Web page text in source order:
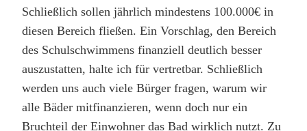
Schließlich sollen jährlich mindestens 100.000€ in
diesen Bereich fließen. Ein Vorschlag, den Bereich
des Schulschwimmens finanziell deutlich besser
auszustatten, halte ich für vertretbar. Schließlich
werden uns auch viele Bürger fragen, warum wir
alle Bäder mitfinanzieren, wenn doch nur ein
Bruchteil der Einwohner das Bad wirklich nutzt. Zu